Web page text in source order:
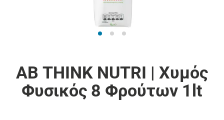
ΑΒ THINK NUTRI | Χυμός
Φυσικός 8 Φρούτων 1lt